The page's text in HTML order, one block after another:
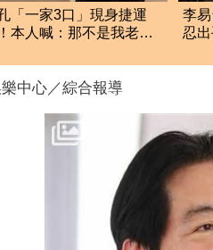
「一家3口」現身捷運
本人喊：那不是我老
李
忍
中心／綜合報導